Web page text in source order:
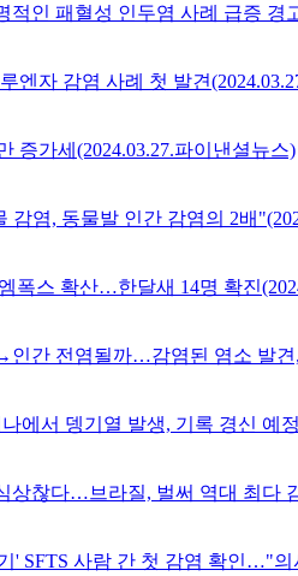
인 패혈성 인두염 사례 급증 경
엔자 감염 사례 첫 발견
증가세(2024.03.27.파이낸셜뉴스)
감염, 동물발 인간 감염의 2배
폭스 확산…한달새 14명 확진
간 전염될까…감염된 염소 발견,
에서 뎅기열 발생, 기록 경신 예정
상찮다…브라질, 벌써 역대 최다
' SFTS 사람 간 첫 감염 확인…"의